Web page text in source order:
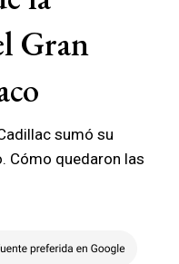
Gran
sumó su
Cómo quedaron las